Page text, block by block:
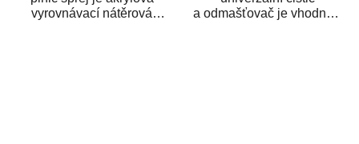
vyrovnávací nátěrová
a odmašťovač je vhodný k